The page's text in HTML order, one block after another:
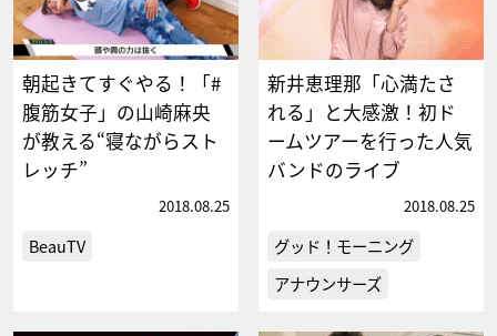
朝起きてすぐやる！「#
腹筋女子」の山崎麻央
が教える“寝ながらスト
レッチ”
2018.08.25
BeauTV
新井恵理那「心満たさ
れる」と大感激！初ド
ームツアーを行った人気
バンドのライブ
2018.08.25
グッド！モーニング
アナウンサーズ